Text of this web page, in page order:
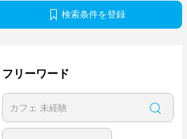
検索条件を登録
フリーワード